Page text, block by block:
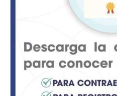
los regidores morenistas
Dolores Rodríguez y
PAN, Fernando Guillén; y la
Claudia Elisa Rodríguez.
En contra de la medida: El
Nieves; los regidores
Lilia Carrillo; y el regidor